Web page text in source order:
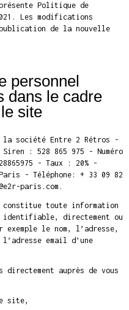
Politique de
Les modifications
de la nouvelle
personnel
dans le cadre
site
la société Entre 2 Rétros -
: 528 865 975 - Numéro
- Taux : 20% -
- Téléphone: + 33 09 82
paris.com.
constitue toute information
identifiable, directement ou
le nom, l’adresse,
email d’une
auprès de vous
site,